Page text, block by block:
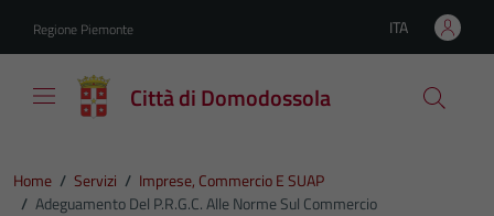
Regione Piemonte Lingua attiva:
ITA
Città di Domodossola
Home / Servizi / Imprese, Commercio E SUAP
/ Adeguamento Del P.R.G.C. Alle Norme Sul Commercio